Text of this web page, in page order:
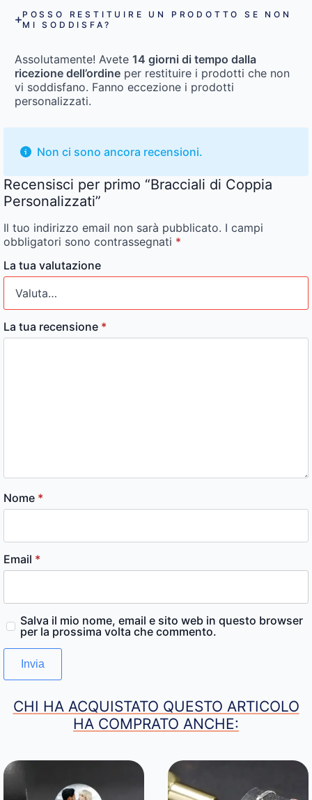
POSSO RESTITUIRE UN PRODOTTO SE NON
MI SODDISFA?
Assolutamente! Avete 14 giorni di tempo dalla
ricezione dell’ordine per restituire i prodotti che non
vi soddisfano. Fanno eccezione i prodotti
personalizzati.
Non ci sono ancora recensioni.
Recensisci per primo “Bracciali di Coppia
Personalizzati”
Il tuo indirizzo email non sarà pubblicato. I campi
obbligatori sono contrassegnati *
La tua valutazione
La tua recensione *
Nome *
Email *
Salva il mio nome, email e sito web in questo browser
per la prossima volta che commento.
CHI HA ACQUISTATO QUESTO ARTICOLO
HA COMPRATO ANCHE: